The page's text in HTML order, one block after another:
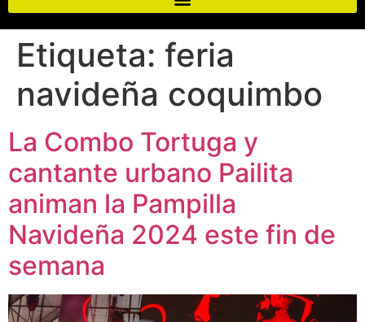
Etiqueta: feria
navideña coquimbo
La Combo Tortuga y
cantante urbano Pailita
animan la Pampilla
Navideña 2024 este fin de
semana